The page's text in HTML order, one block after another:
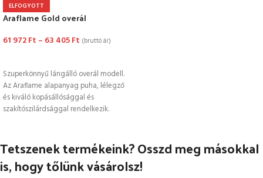
ELFOGYOTT
Araflame Gold overál
61 972Ft – 63 405Ft (bruttó ár)
Szuperkönnyű lángálló overál modell.
Az Araflame alapanyag puha, lélegző
és kiváló kopásállósággal és
szakítószilárdsággal rendelkezik.
Tetszenek termékeink? Osszd meg másokkal
is, hogy tőlünk vásárolsz!